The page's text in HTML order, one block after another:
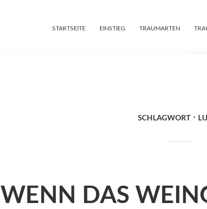
STARTSEITE EINSTIEG TRAUMARTEN
SCHLAGWORT
WENN DAS